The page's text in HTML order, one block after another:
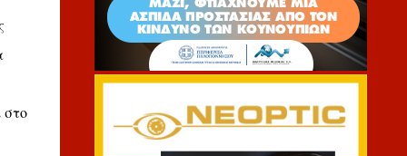
στο